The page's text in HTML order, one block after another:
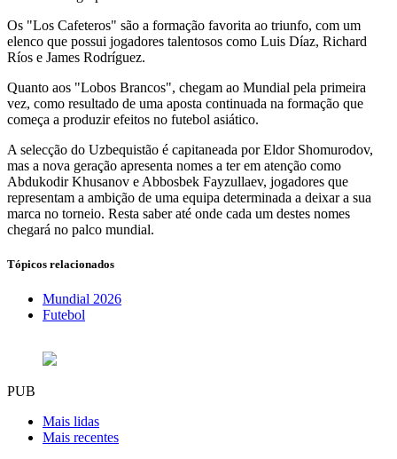
Os "Los Cafeteros" são a formação favorita ao triunfo, com um
elenco que possui jogadores talentosos como Luis Díaz, Richard
Ríos e James Rodríguez.
Quanto aos "Lobos Brancos", chegam ao Mundial pela primeira
vez, como resultado de uma aposta continuada na formação que
começa a produzir efeitos no futebol asiático.
A selecção do Uzbequistão é capitaneada por Eldor Shomurodov,
mas a nova geração apresenta nomes a ter em atenção como
Abdukodir Khusanov e Abbosbek Fayzullaev, jogadores que
representam a ambição de uma equipa determinada a deixar a sua
marca no torneio. Resta saber até onde cada um destes nomes
chegará no palco mundial.
Tópicos relacionados
Mundial 2026
Futebol
PUB
Mais lidas
Mais recentes